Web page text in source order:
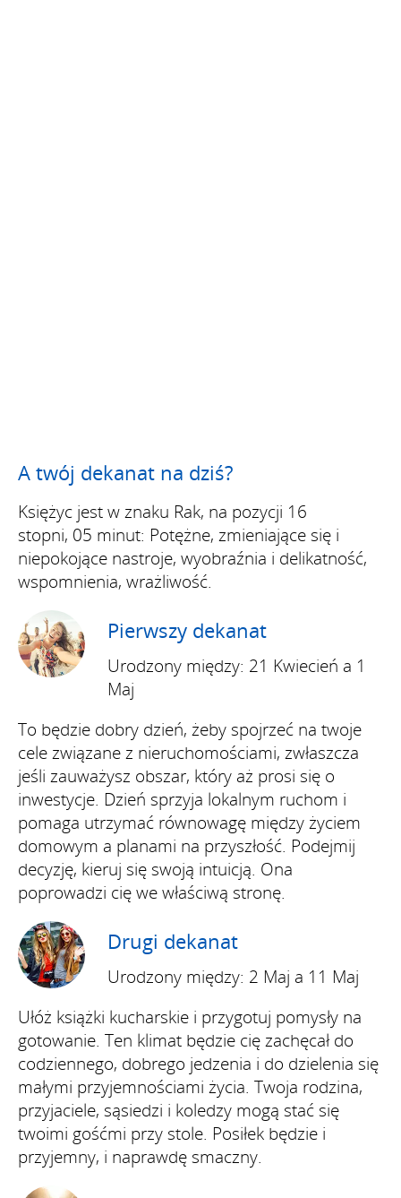
A twój dekanat na dziś?
Księżyc jest w znaku Rak, na pozycji 16
stopni, 05 minut: Potężne, zmieniające się i
niepokojące nastroje, wyobraźnia i delikatność,
wspomnienia, wrażliwość.
Pierwszy dekanat
Urodzony między: 21 Kwiecień a 1
Maj
To będzie dobry dzień, żeby spojrzeć na twoje
cele związane z nieruchomościami, zwłaszcza
jeśli zauważysz obszar, który aż prosi się o
inwestycje. Dzień sprzyja lokalnym ruchom i
pomaga utrzymać równowagę między życiem
domowym a planami na przyszłość. Podejmij
decyzję, kieruj się swoją intuicją. Ona
poprowadzi cię we właściwą stronę.
Drugi dekanat
Urodzony między: 2 Maj a 11 Maj
Ułóż książki kucharskie i przygotuj pomysły na
gotowanie. Ten klimat będzie cię zachęcał do
codziennego, dobrego jedzenia i do dzielenia się
małymi przyjemnościami życia. Twoja rodzina,
przyjaciele, sąsiedzi i koledzy mogą stać się
twoimi gośćmi przy stole. Posiłek będzie i
przyjemny, i naprawdę smaczny.